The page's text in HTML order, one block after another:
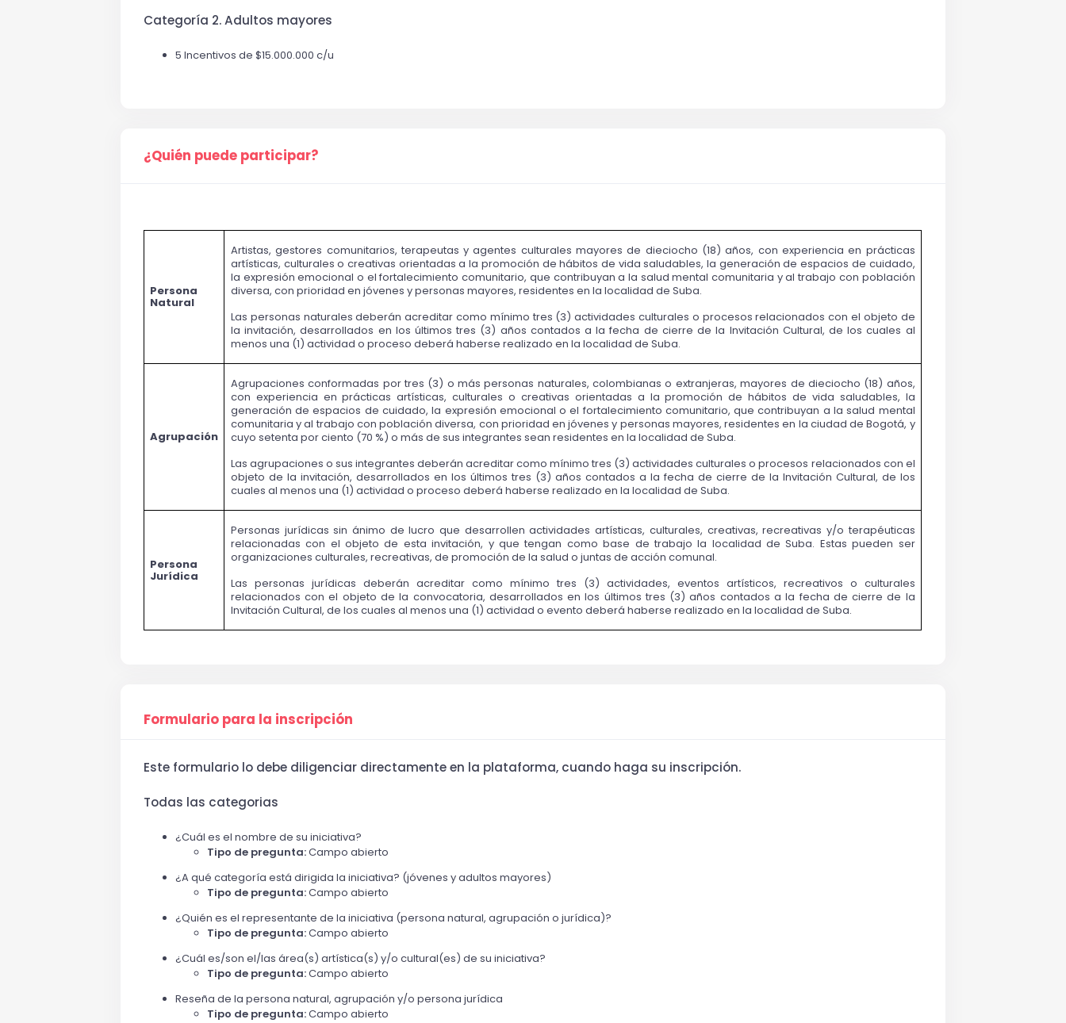
Categoría 2. Adultos mayores
5 Incentivos de $15.000.000 c/u
¿Quién puede participar?
Persona
Natural
Artistas, gestores comunitarios, terapeutas y agentes culturales mayores de dieciocho (18) años, con experiencia en prácticas
artísticas, culturales o creativas orientadas a la promoción de hábitos de vida saludables, la generación de espacios de cuidado,
la expresión emocional o el fortalecimiento comunitario, que contribuyan a la salud mental comunitaria y al trabajo con población
diversa, con prioridad en jóvenes y personas mayores, residentes en la localidad de Suba.
Las personas naturales deberán acreditar como mínimo tres (3) actividades culturales o procesos relacionados con el objeto de
la invitación, desarrollados en los últimos tres (3) años contados a la fecha de cierre de la Invitación Cultural, de los cuales al
menos una (1) actividad o proceso deberá haberse realizado en la localidad de Suba.
Agrupación
Agrupaciones conformadas por tres (3) o más personas naturales, colombianas o extranjeras, mayores de dieciocho (18) años,
con experiencia en prácticas artísticas, culturales o creativas orientadas a la promoción de hábitos de vida saludables, la
generación de espacios de cuidado, la expresión emocional o el fortalecimiento comunitario, que contribuyan a la salud mental
comunitaria y al trabajo con población diversa, con prioridad en jóvenes y personas mayores, residentes en la ciudad de Bogotá, y
cuyo setenta por ciento (70 %) o más de sus integrantes sean residentes en la localidad de Suba.
Las agrupaciones o sus integrantes deberán acreditar como mínimo tres (3) actividades culturales o procesos relacionados con el
objeto de la invitación, desarrollados en los últimos tres (3) años contados a la fecha de cierre de la Invitación Cultural, de los
cuales al menos una (1) actividad o proceso deberá haberse realizado en la localidad de Suba.
Persona
Jurídica
Personas jurídicas sin ánimo de lucro que desarrollen actividades artísticas, culturales, creativas, recreativas y/o terapéuticas
relacionadas con el objeto de esta invitación, y que tengan como base de trabajo la localidad de Suba. Estas pueden ser
organizaciones culturales, recreativas, de promoción de la salud o juntas de acción comunal.
Las personas jurídicas deberán acreditar como mínimo tres (3) actividades, eventos artísticos, recreativos o culturales
relacionados con el objeto de la convocatoria, desarrollados en los últimos tres (3) años contados a la fecha de cierre de la
Invitación Cultural, de los cuales al menos una (1) actividad o evento deberá haberse realizado en la localidad de Suba.
Formulario para la inscripción
Este formulario lo debe diligenciar directamente en la plataforma, cuando haga su inscripción.
Todas las categorias
¿Cuál es el nombre de su iniciativa?
Tipo de pregunta:Campo abierto
¿A qué categoría está dirigida la iniciativa? (jóvenes y adultos mayores)
Tipo de pregunta:Campo abierto
¿Quién es el representante de la iniciativa (persona natural, agrupación o jurídica)?
Tipo de pregunta:Campo abierto
¿Cuál es/son el/las área(s) artística(s) y/o cultural(es) de su iniciativa?
Tipo de pregunta:Campo abierto
Reseña de la persona natural, agrupación y/o persona jurídica
Tipo de pregunta:Campo abierto